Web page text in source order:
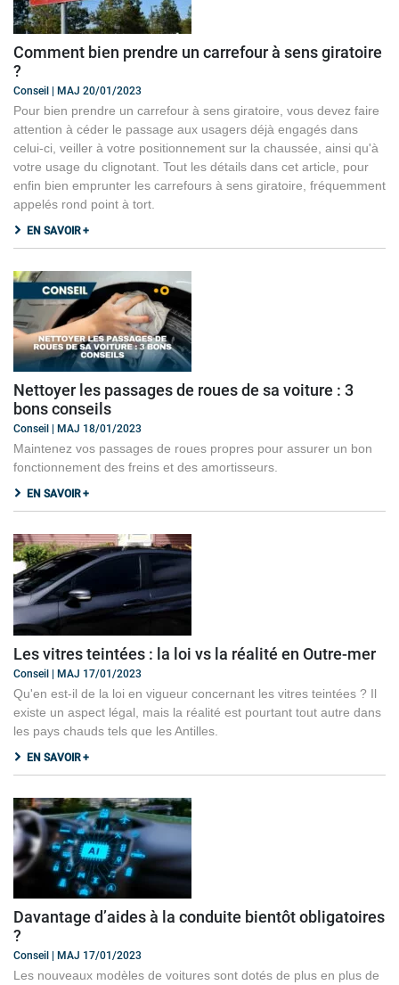
Comment bien prendre un carrefour à sens giratoire
?
Conseil | MAJ 20/01/2023
Pour bien prendre un carrefour à sens giratoire, vous devez faire
attention à céder le passage aux usagers déjà engagés dans
celui-ci, veiller à votre positionnement sur la chaussée, ainsi qu'à
votre usage du clignotant. Tout les détails dans cet article, pour
enfin bien emprunter les carrefours à sens giratoire, fréquemment
appelés rond point à tort.
EN SAVOIR +
Nettoyer les passages de roues de sa voiture : 3
bons conseils
Conseil | MAJ 18/01/2023
Maintenez vos passages de roues propres pour assurer un bon
fonctionnement des freins et des amortisseurs.
EN SAVOIR +
Les vitres teintées : la loi vs la réalité en Outre-mer
Conseil | MAJ 17/01/2023
Qu'en est-il de la loi en vigueur concernant les vitres teintées ? Il
existe un aspect légal, mais la réalité est pourtant tout autre dans
les pays chauds tels que les Antilles.
EN SAVOIR +
Davantage d’aides à la conduite bientôt obligatoires
?
Conseil | MAJ 17/01/2023
Les nouveaux modèles de voitures sont dotés de plus en plus de